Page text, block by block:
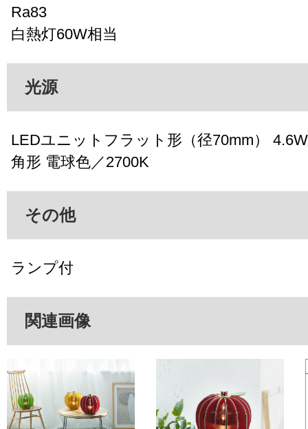
Ra83
白熱灯60W相当
光源
LEDユニットフラット形（径70mm）
角形 電球色／2700K
その他
ランプ付
関連画像